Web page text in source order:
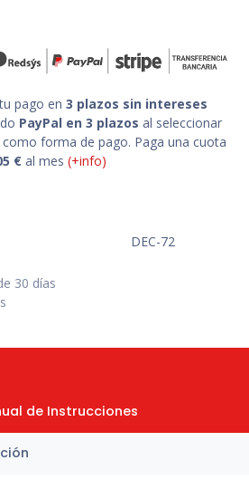
pago en 3 plazos sin intereses
PayPal en 3 plazos al seleccionar
como forma de pago. Paga una cuota
€ al mes (+info)
DEC-72
30 días
de Instrucciones